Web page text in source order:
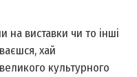
виставки чи то інші
хай
культурного